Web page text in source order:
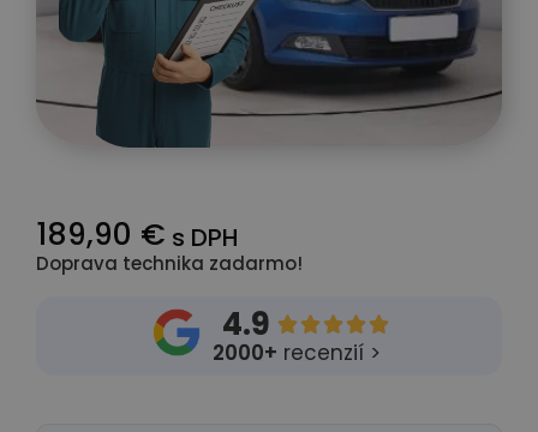
189,90 € s DPH
Doprava technika zadarmo!
4.9 
2000+ recenzií >